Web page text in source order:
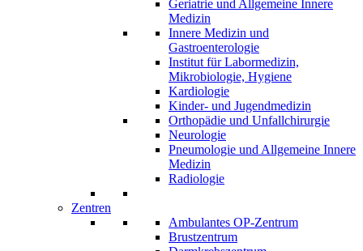
Geriatrie und Allgemeine Innere
Medizin
Innere Medizin und
Gastroenterologie
Institut für Labormedizin,
Mikrobiologie, Hygiene
Kardiologie
Kinder- und Jugendmedizin
Orthopädie und Unfallchirurgie
Neurologie
Pneumologie und Allgemeine Innere
Medizin
Radiologie
Zentren
Ambulantes OP-Zentrum
Brustzentrum